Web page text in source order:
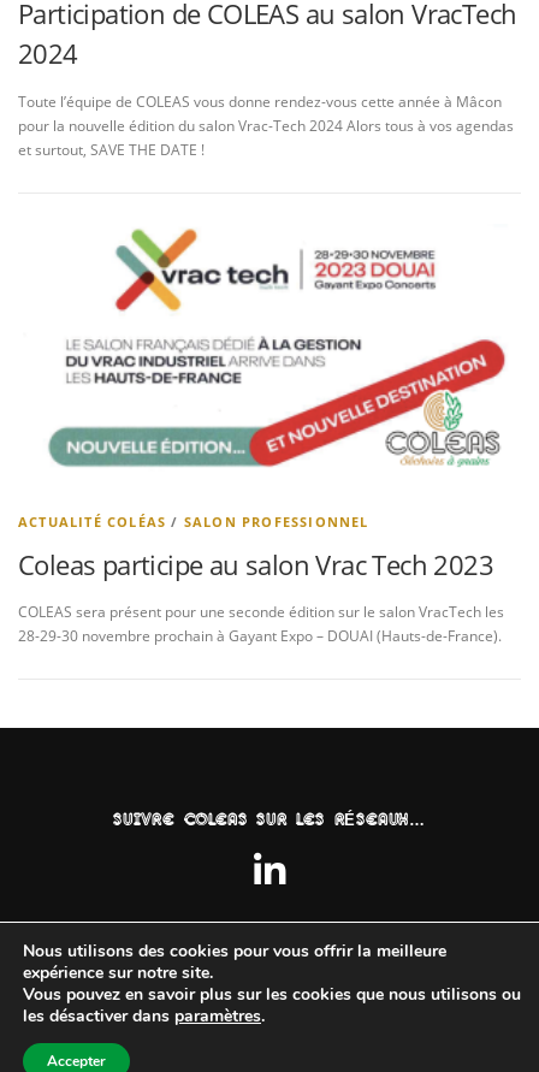
Participation de COLEAS au salon VracTech
2024
Toute l’équipe de COLEAS vous donne rendez-vous cette année à Mâcon
pour la nouvelle édition du salon Vrac-Tech 2024 Alors tous à vos agendas
et surtout, SAVE THE DATE !
ACTUALITÉ COLÉAS / SALON PROFESSIONNEL
Coleas participe au salon Vrac Tech 2023
COLEAS sera présent pour une seconde édition sur le salon VracTech les
28-29-30 novembre prochain à Gayant Expo – DOUAI (Hauts-de-France).
SUIVRE COLEAS SUR LES RÉSEAUX…
©2024Jlavz-Conception| ©Coleas |
Nous utilisons des cookies pour vous offrir la meilleure
expérience sur notre site.
Vous pouvez en savoir plus sur les cookies que nous utilisons ou
les désactiver dans paramètres.
Accepter